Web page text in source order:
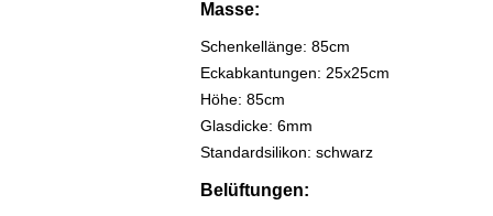
Masse:
Schenkellänge: 85cm
Eckabkantungen: 25x25cm
Höhe: 85cm
Glasdicke: 6mm
Standardsilikon: schwarz
Belüftungen: